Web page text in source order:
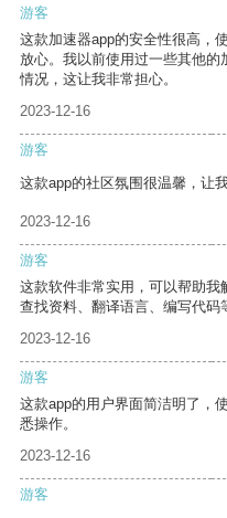
游客
这款加速器app的安全性很高，
放心。我以前使用过一些其他的
情况，这让我非常担心。
2023-12-16
游客
这款app的社区氛围很温馨，让
2023-12-16
游客
这款软件非常实用，可以帮助
查找资料、翻译语言、编写代码
2023-12-16
游客
这款app的用户界面简洁明了，
悉操作。
2023-12-16
游客